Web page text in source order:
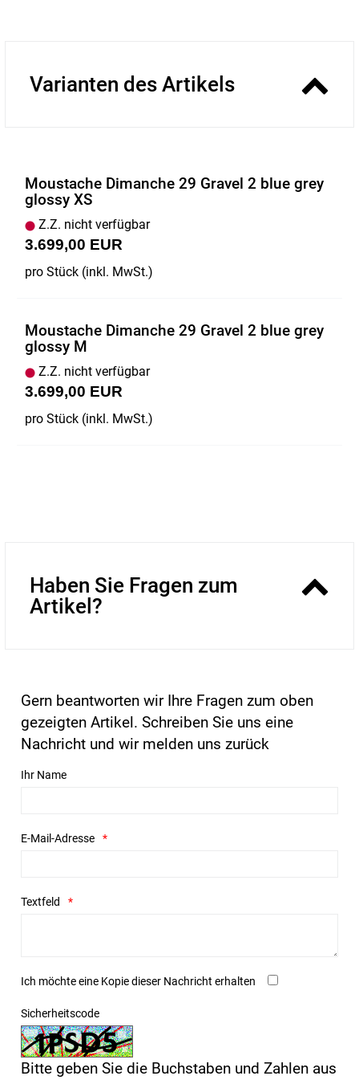
Varianten des Artikels
Moustache Dimanche 29 Gravel 2 blue grey
glossy XS
Z.Z. nicht verfügbar
3.699,00 EUR
pro Stück (inkl. MwSt.)
Moustache Dimanche 29 Gravel 2 blue grey
glossy M
Z.Z. nicht verfügbar
3.699,00 EUR
pro Stück (inkl. MwSt.)
Haben Sie Fragen zum
Artikel?
Gern beantworten wir Ihre Fragen zum oben
gezeigten Artikel. Schreiben Sie uns eine
Nachricht und wir melden uns zurück
Ihr Name
E-Mail-Adresse
Textfeld
Ich möchte eine Kopie dieser Nachricht erhalten
Sicherheitscode
Bitte geben Sie die Buchstaben und Zahlen aus